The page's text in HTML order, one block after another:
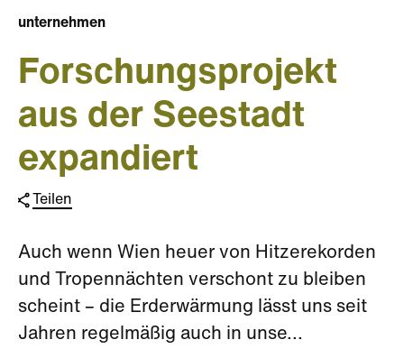
unternehmen
Forschungsprojekt
aus der Seestadt
expandiert
Teilen
Auch wenn Wien heuer von Hitzerekorden
und Tropennächten verschont zu bleiben
scheint – die Erderwärmung lässt uns seit
Jahren regelmäßig auch in unse...